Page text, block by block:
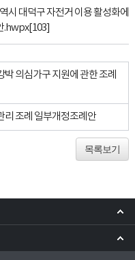
시 대덕구 자전거 이용 활성화에
.hwpx[103]
의심가구 지원에 관한 조례
리 조례 일부개정조례안
목록보기